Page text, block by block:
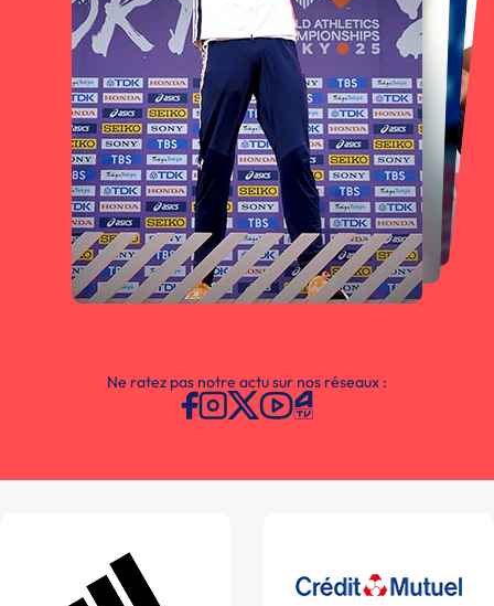
Ne ratez pas notre actu sur nos réseaux :